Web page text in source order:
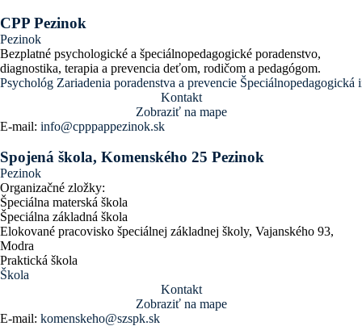
CPP Pezinok
Pezinok
Bezplatné psychologické a špeciálnopedagogické poradenstvo,
diagnostika, terapia a prevencia deťom, rodičom a pedagógom.
Psychológ Zariadenia poradenstva a prevencie Špeciálnopedagogická
Kontakt
Zobraziť na mape
E-mail: info@cpppappezinok.sk
Spojená škola, Komenského 25 Pezinok
Pezinok
Organizačné zložky:
Špeciálna materská škola
Špeciálna základná škola
Elokované pracovisko špeciálnej základnej školy, Vajanského 93,
Modra
Praktická škola
Škola
Kontakt
Zobraziť na mape
E-mail: komenskeho@szspk.sk